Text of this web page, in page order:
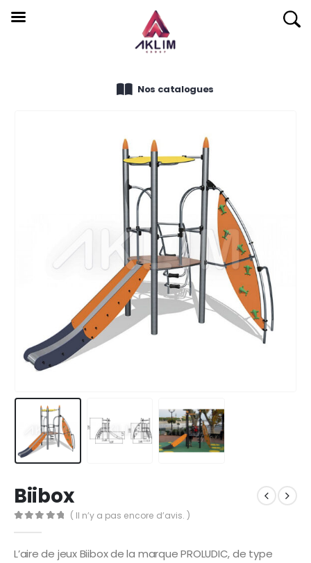
Nos catalogues
Biibox
( Il n’y a pas encore d’avis. )
L’aire de jeux Biibox de la marque PROLUDIC, de type